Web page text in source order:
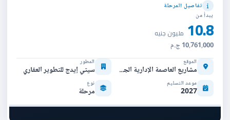
تفاصيل المرحلة
يبدأ من
10.8 مليون جنيه
10,761,000 ج.م
الموقع
مشاريع العاصمة الإدارية الجديدة
المطور
سيتي إيدج للتطوير العقاري
موعد التسليم
2027
نوع
مرحلة